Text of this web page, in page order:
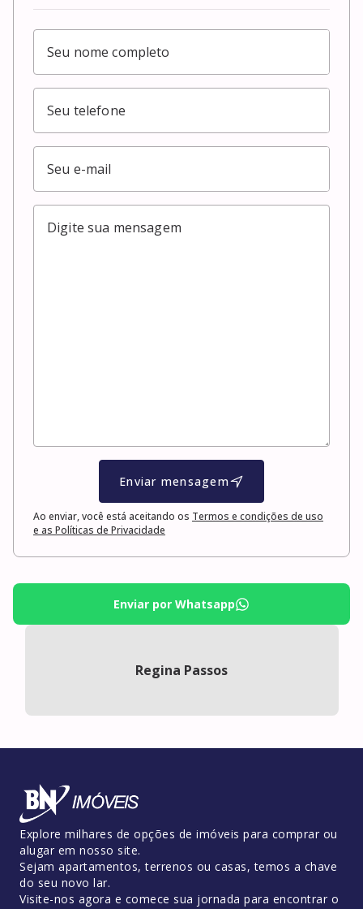
Enviar mensagem
Ao enviar, você está aceitando os Termos e condições de uso
e as Políticas de Privacidade
Enviar por Whatsapp
Regina Passos
Explore milhares de opções de imóveis para comprar ou
alugar em nosso site.
Sejam apartamentos, terrenos ou casas, temos a chave
do seu novo lar.
Visite-nos agora e comece sua jornada para encontrar o